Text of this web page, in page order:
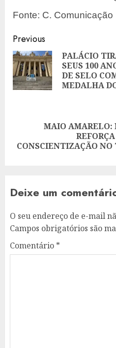
Fonte: C. Comunicação
Post
navigation
Previous
PALÁCIO
SEUS 100
DE SELO
MEDALHA
post:
MAIO AMARELO:
CONSCIENTIZAÇÃO NO
Deixe um
O seu endereço de e-mail
Campos obrigatórios são
Comentário *